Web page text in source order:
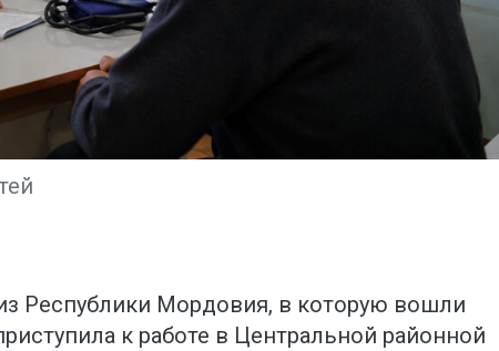
Республики Мордовия, в которую вошли
к работе в Центральной районной